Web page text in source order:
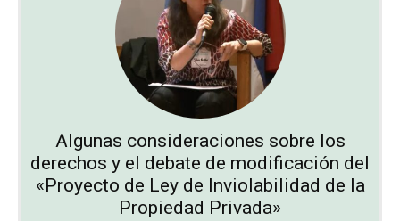
Algunas consideraciones sobre los
derechos y el debate de modificación del
«Proyecto de Ley de Inviolabilidad de la
Propiedad Privada»